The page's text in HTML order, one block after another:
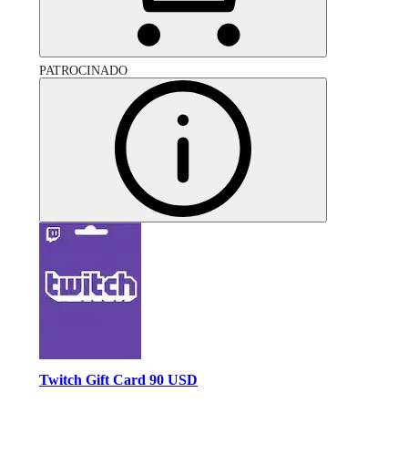
PATROCINADO
Twitch Gift Card 90 USD